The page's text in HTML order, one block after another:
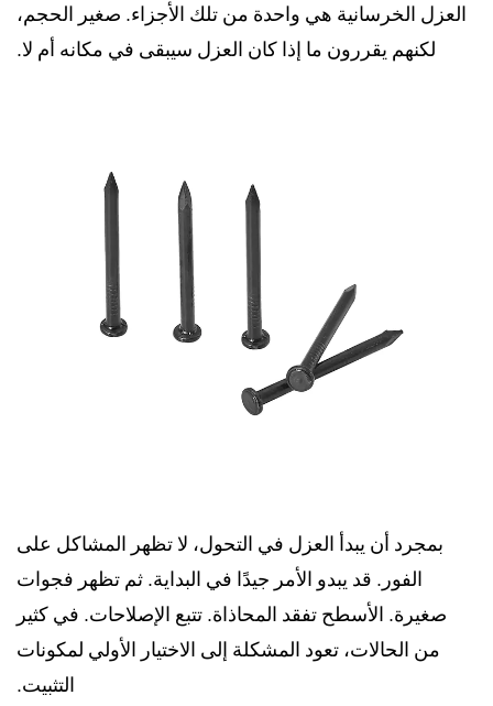
العزل الخرسانية هي واحدة من تلك الأجزاء. صغير الحجم،
لكنهم يقررون ما إذا كان العزل سيبقى في مكانه أم لا.
بمجرد أن يبدأ العزل في التحول، لا تظهر المشاكل على
الفور. قد يبدو الأمر جيدًا في البداية. ثم تظهر فجوات
صغيرة. الأسطح تفقد المحاذاة. تتبع الإصلاحات. في كثير
من الحالات، تعود المشكلة إلى الاختيار الأولي لمكونات
التثبيت.